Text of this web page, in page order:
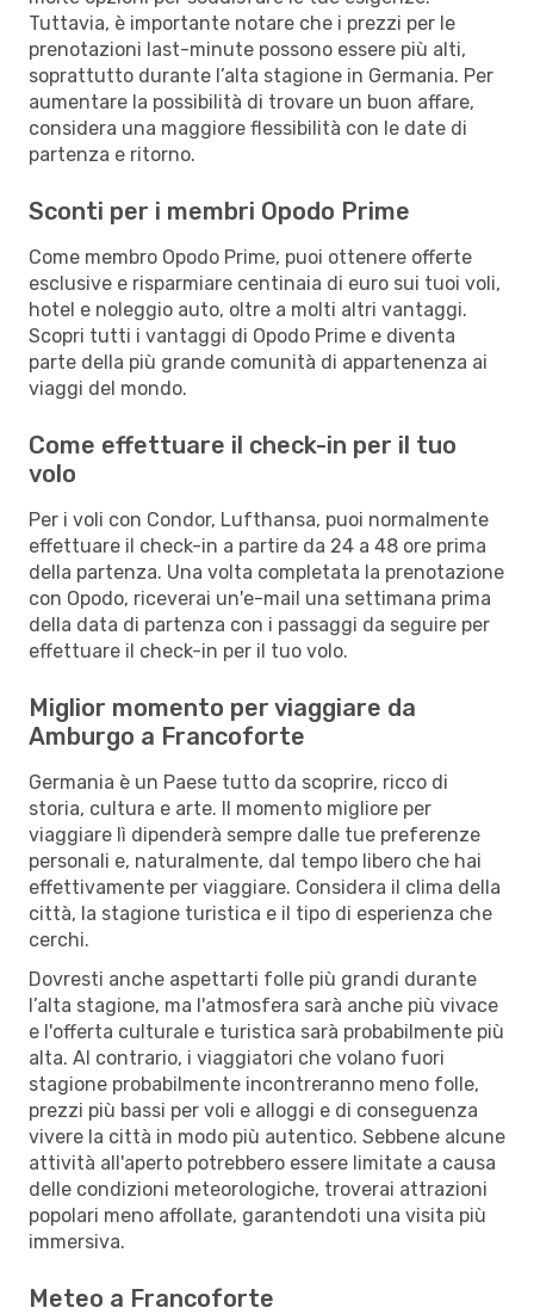
Tuttavia, è importante notare che i prezzi per le
prenotazioni last-minute possono essere più alti,
soprattutto durante l’alta stagione in Germania. Per
aumentare la possibilità di trovare un buon affare,
considera una maggiore flessibilità con le date di
partenza e ritorno.
Sconti per i membri Opodo Prime
Come membro Opodo Prime, puoi ottenere offerte
esclusive e risparmiare centinaia di euro sui tuoi voli,
hotel e noleggio auto, oltre a molti altri vantaggi.
Scopri tutti i vantaggi di Opodo Prime e diventa
parte della più grande comunità di appartenenza ai
viaggi del mondo.
Come effettuare il check-in per il tuo
volo
Per i voli con Condor, Lufthansa, puoi normalmente
effettuare il check-in a partire da 24 a 48 ore prima
della partenza. Una volta completata la prenotazione
con Opodo, riceverai un'e-mail una settimana prima
della data di partenza con i passaggi da seguire per
effettuare il check-in per il tuo volo.
Miglior momento per viaggiare da
Amburgo a Francoforte
Germania è un Paese tutto da scoprire, ricco di
storia, cultura e arte. Il momento migliore per
viaggiare lì dipenderà sempre dalle tue preferenze
personali e, naturalmente, dal tempo libero che hai
effettivamente per viaggiare. Considera il clima della
città, la stagione turistica e il tipo di esperienza che
cerchi.
Dovresti anche aspettarti folle più grandi durante
l’alta stagione, ma l'atmosfera sarà anche più vivace
e l'offerta culturale e turistica sarà probabilmente più
alta. Al contrario, i viaggiatori che volano fuori
stagione probabilmente incontreranno meno folle,
prezzi più bassi per voli e alloggi e di conseguenza
vivere la città in modo più autentico. Sebbene alcune
attività all'aperto potrebbero essere limitate a causa
delle condizioni meteorologiche, troverai attrazioni
popolari meno affollate, garantendoti una visita più
immersiva.
Meteo a Francoforte